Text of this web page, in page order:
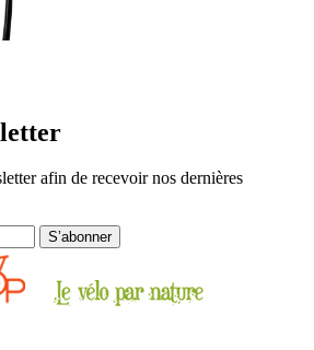
afin de recevoir nos dernières